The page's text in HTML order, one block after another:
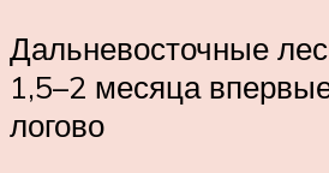
Дальневосточные
1,5–2 месяца
логово